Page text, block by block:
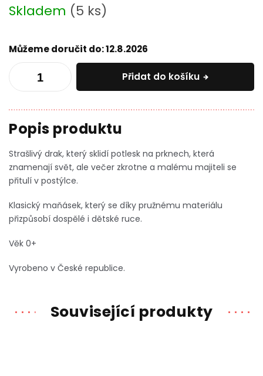
Měrná
cena:
Skladem (5 ks)
Můžeme doručit do:12.8.2026
Přidat do košíku
Strašlivý drak, který sklidí potlesk na prknech, která
znamenají svět, ale večer zkrotne a malému majiteli se
přitulí v postýlce.
Klasický maňásek, který se díky pružnému materiálu
přizpůsobí dospělé i dětské ruce.
Věk 0+
Vyrobeno v České republice.
Související produkty